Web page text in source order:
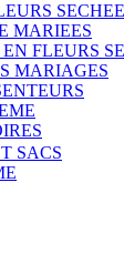
MARIEES
FLEURS
MARIAGES
SACS